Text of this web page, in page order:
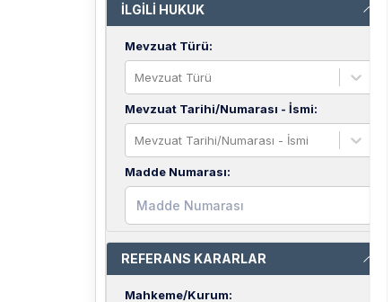
İLGİLİ HUKUK
Mevzuat Türü:
Mevzuat Türü
Mevzuat Tarihi/Numarası - İsmi:
Mevzuat Tarihi/Numarası - İsmi
Madde Numarası:
REFERANS KARARLAR
Mahkeme/Kurum: